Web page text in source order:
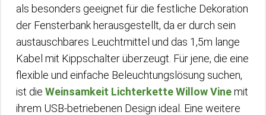
als besonders geeignet für die festliche Dekoration
der Fensterbank herausgestellt, da er durch sein
austauschbares Leuchtmittel und das 1,5m lange
Kabel mit Kippschalter überzeugt. Für jene, die eine
flexible und einfache Beleuchtungslösung suchen,
ist die Weinsamkeit Lichterkette Willow Vinemit
ihrem USB-betriebenen Design ideal. Eine weitere